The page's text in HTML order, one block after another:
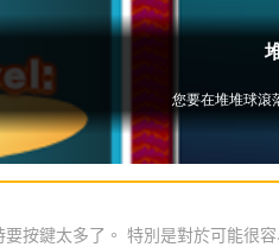
按鍵太多了。 特別是對於可能很